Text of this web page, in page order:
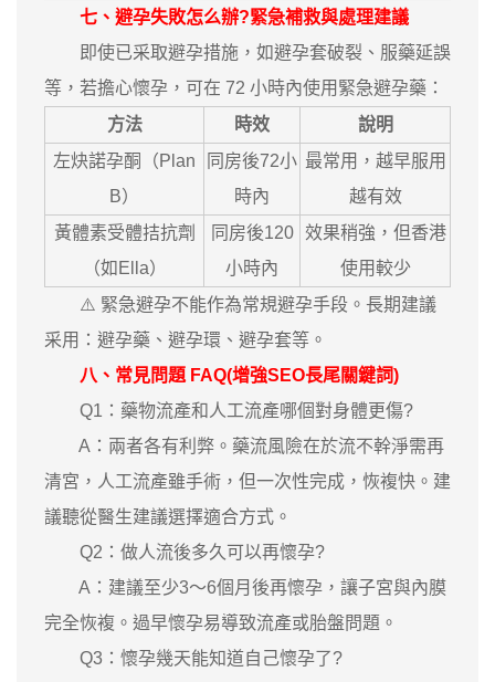
七、避孕失敗怎么辦?緊急補救與處理建議
即使已采取避孕措施，如避孕套破裂、服藥延誤
等，若擔心懷孕，可在 72 小時內使用緊急避孕藥：
方法
時效
說明
左炔諾孕酮（Plan
B）
同房後72小
時內
最常用，越早服用
越有效
黃體素受體拮抗劑
（如Ella）
同房後120
小時內
效果稍強，但香港
使用較少
⚠️ 緊急避孕不能作為常規避孕手段。長期建議
采用：避孕藥、避孕環、避孕套等。
八、常見問題 FAQ(增強SEO長尾關鍵詞)
Q1：藥物流產和人工流產哪個對身體更傷?
A：兩者各有利弊。藥流風險在於流不幹淨需再
清宮，人工流產雖手術，但一次性完成，恢複快。建
議聽從醫生建議選擇適合方式。
Q2：做人流後多久可以再懷孕?
A：建議至少3～6個月後再懷孕，讓子宮與內膜
完全恢複。過早懷孕易導致流產或胎盤問題。
Q3：懷孕幾天能知道自己懷孕了?